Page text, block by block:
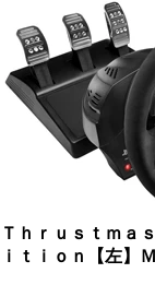
Ｔｈｒｕｓｔｍａ
ｉｔｉｏｎ【左】